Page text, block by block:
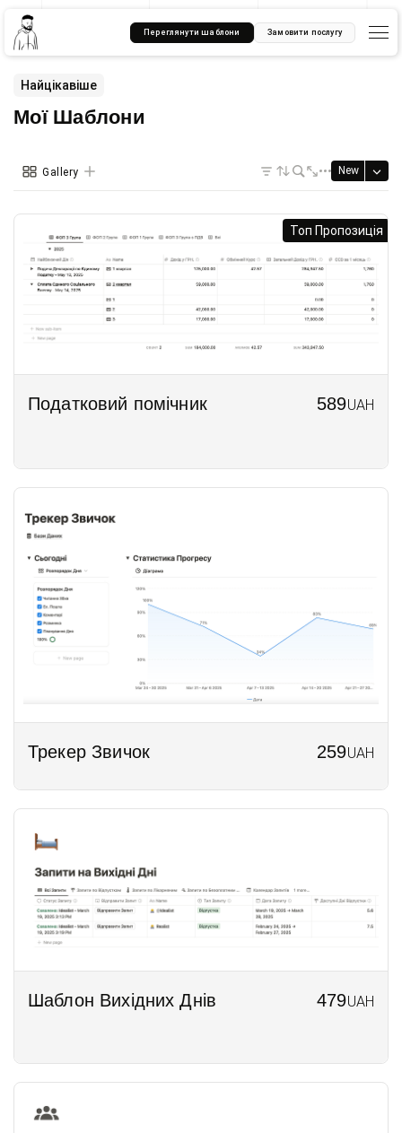
Переглянути шаблони Замовити послугу
Найцікавіше
Мої Шаблони
Gallery New
Топ Пропозиція
Податковий помічник 589UAH
Трекер Звичок 259UAH
Шаблон Вихідних Днів 479UAH